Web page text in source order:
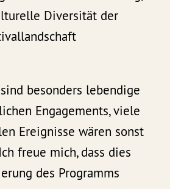
Diversität der
besonders lebendige
Engagements, viele
Ereignisse wären sonst
freue mich, dass dies
des Programms